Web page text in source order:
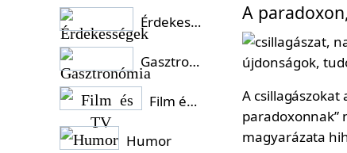
A
A
paradoxonnak”
magyarázata
Érdekességek
Gasztronómia
Film és TV
Humor